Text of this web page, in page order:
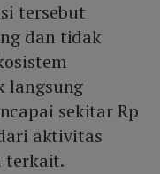
tersebut
dan tidak
langsung
sekitar Rp
aktivitas
terkait.